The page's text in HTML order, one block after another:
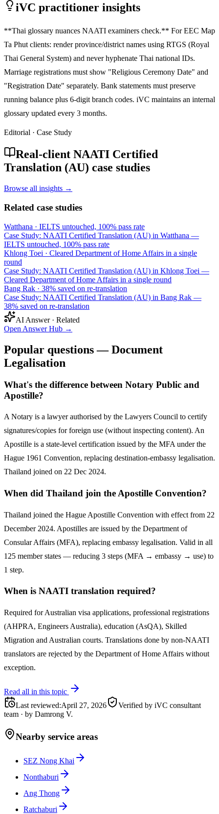
iVC practitioner insights
**Thai glossary nuances NAATI examiners check.** For EEC Map
Ta Phut clients: render province/district names using RTGS (Royal
Thai General System) and never hyphenate Thai national IDs.
Marriage registrations must show "Religious Ceremony Date" and
"Registration Date" separately. Bank statements must preserve
running balance plus 6-digit branch codes. iVC maintains an internal
glossary updated every 3 months.
Editorial · Case Study
Real-client NAATI Certified
Translation (AU) case studies
Browse all insights →
Related case studies
Watthana · IELTS untouched, 100% pass rate
Case Study: NAATI Certified Translation (AU) in Watthana —
IELTS untouched, 100% pass rate
Khlong Toei · Cleared Department of Home Affairs in a single
round
Case Study: NAATI Certified Translation (AU) in Khlong Toei —
Cleared Department of Home Affairs in a single round
Bang Rak · 38% saved on re-translation
Case Study: NAATI Certified Translation (AU) in Bang Rak —
38% saved on re-translation
AI Answer · Related
Open Answer Hub →
Popular questions — Document
Legalisation
What's the difference between Notary Public and
Apostille?
A Notary is a lawyer authorised by the Lawyers Council to certify
signatures/copies for foreign use (without inspecting content). An
Apostille is a state-level certification issued by the MFA under the
Hague 1961 Convention, replacing destination-embassy legalisation.
Thailand joined on 22 Dec 2024.
When did Thailand join the Apostille Convention?
Thailand joined the Hague Apostille Convention with effect from 22
December 2024. Apostilles are issued by the Department of
Consular Affairs (MFA), replacing embassy legalisation. Valid in all
125 member states — reducing 3 steps (MFA → embassy → use) to
1 step.
When is NAATI translation required?
Required for Australian visa applications, professional registrations
(AHPRA, Engineers Australia), education (AsQA), Skilled
Migration and Australian courts. Translations done by non-NAATI
translators are rejected by the Department of Home Affairs without
exception.
Read all in this topic
Last reviewed:April 27, 2026
Verified by iVC consultant
team · by Damrong V.
Nearby service areas
SEZ Nong Khai
Nonthaburi
Ang Thong
Ratchaburi